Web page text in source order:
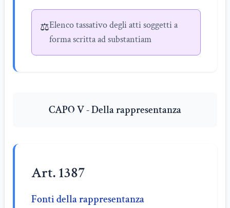
⚖️Elenco tassativo degli atti soggetti a
forma scritta ad substantiam
CAPO V - Della rappresentanza
Art. 1387
Fonti della rappresentanza